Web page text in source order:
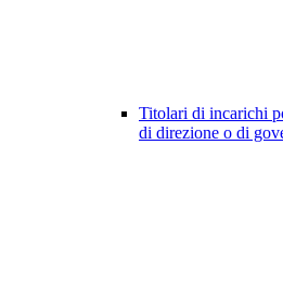
Titolari di incarichi
di direzione o di